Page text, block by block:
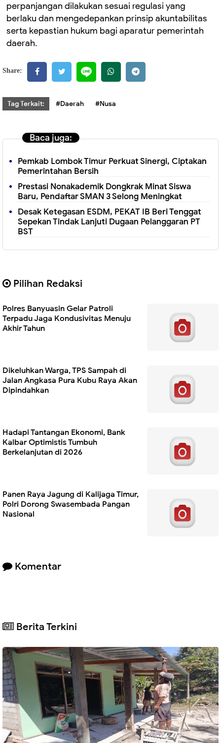
perpanjangan dilakukan sesuai regulasi yang
berlaku dan mengedepankan prinsip akuntabilitas
serta kepastian hukum bagi aparatur pemerintah
daerah.
Share:
Tag Terkait: #Daerah #Nusa
Baca juga:
Pemkab Lombok Timur Perkuat Sinergi, Ciptakan
Pemerintahan Bersih
Prestasi Nonakademik Dongkrak Minat Siswa
Baru, Pendaftar SMAN 3 Selong Meningkat
Desak Ketegasan ESDM, PEKAT IB Beri Tenggat
Sepekan Tindak Lanjuti Dugaan Pelanggaran PT
BST
Pilihan Redaksi
Polres Banyuasin Gelar Patroli
Terpadu Jaga Kondusivitas Menuju
Akhir Tahun
Dikeluhkan Warga, TPS Sampah di
Jalan Angkasa Pura Kubu Raya Akan
Dipindahkan
Hadapi Tantangan Ekonomi, Bank
Kalbar Optimistis Tumbuh
Berkelanjutan di 2026
Panen Raya Jagung di Kalijaga Timur,
Polri Dorong Swasembada Pangan
Nasional
Komentar
Berita Terkini